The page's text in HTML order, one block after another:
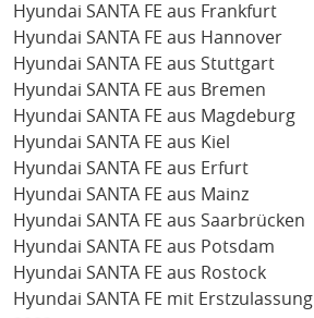
Hyundai SANTA FE aus Frankfurt
Hyundai SANTA FE aus Hannover
Hyundai SANTA FE aus Stuttgart
Hyundai SANTA FE aus Bremen
Hyundai SANTA FE aus Magdeburg
Hyundai SANTA FE aus Kiel
Hyundai SANTA FE aus Erfurt
Hyundai SANTA FE aus Mainz
Hyundai SANTA FE aus Saarbrücken
Hyundai SANTA FE aus Potsdam
Hyundai SANTA FE aus Rostock
Hyundai SANTA FE mit Erstzulassung